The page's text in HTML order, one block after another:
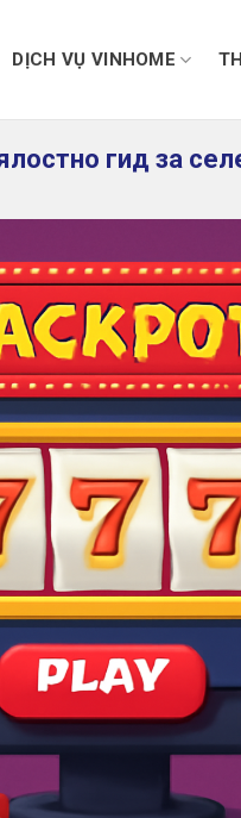
DỊCH VỤ VINHOME
гид за